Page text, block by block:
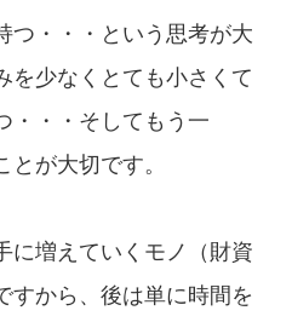
つ・・・という思考が大
を少なくとても小さくて
・・・そしてもう一
が大切です。
に増えていくモノ（財資
すから、後は単に時間を